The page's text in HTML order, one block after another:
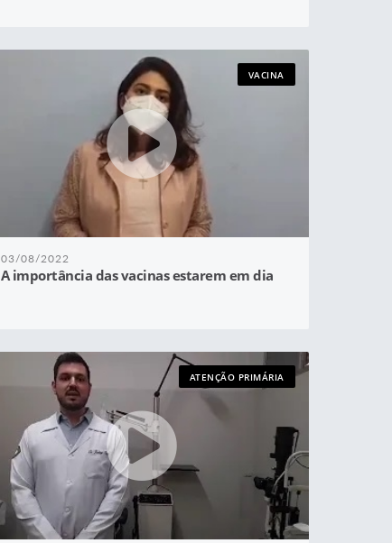
03/08/2022
A importância das vacinas estarem em dia
VACINA
ATENÇÃO PRIMÁRIA